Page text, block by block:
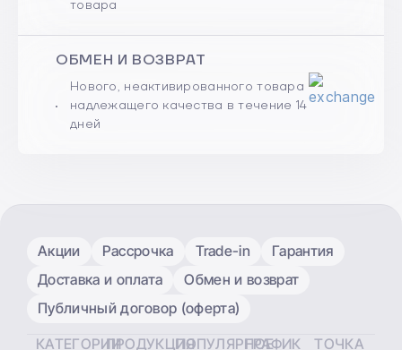
товара
ОБМЕН И ВОЗВРАТ
Нового, неактивированного товара
надлежащего качества в течение 14
дней
Акции Рассрочка Trade-in
Гарантия
Доставка и оплата
Обмен и возврат
Публичный договор (оферта)
КАТЕГОРИИПРОДУКЦИЯПОПУЛЯРНОЕГРАФИК
ТОЧКА